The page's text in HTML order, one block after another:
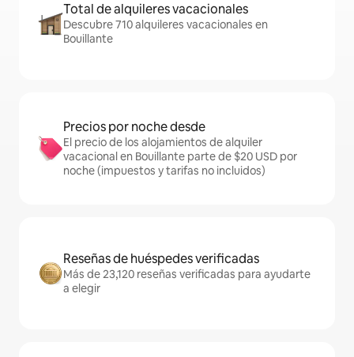
Total de alquileres vacacionales
Descubre 710 alquileres vacacionales en
Bouillante
Precios por noche desde
El precio de los alojamientos de alquiler
vacacional en Bouillante parte de $20 USD por
noche (impuestos y tarifas no incluidos)
Reseñas de huéspedes verificadas
Más de 23,120 reseñas verificadas para ayudarte
a elegir